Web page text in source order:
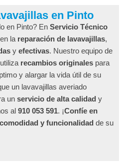
en Pinto
en Pinto? En Servicio Técnico
la reparación de lavavajillas,
y efectivas. Nuestro equipo de
utiliza recambios originales para
y alargar la vida útil de su
un lavavajillas averiado
un servicio de alta calidad y
al 910 053 591. ¡Confíe en
comodidad y funcionalidad de su